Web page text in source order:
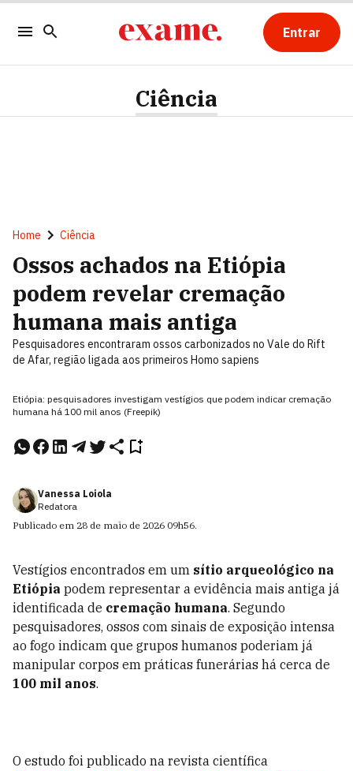
Entrar
Ciência
Home Ciência
Ossos achados na Etiópia
podem revelar cremação
humana mais antiga
Pesquisadores encontraram ossos carbonizados no Vale do Rift
de Afar, região ligada aos primeiros Homo sapiens
Etiópia: pesquisadores investigam vestígios que podem indicar cremação
humana há 100 mil anos (Freepik)
Vanessa Loiola
Redatora
Publicado em 28 de maio de 2026 09h56.
Vestígios encontrados em um sítio arqueológico na
Etiópia podem representar a evidência mais antiga já
identificada de cremação humana. Segundo
pesquisadores, ossos com sinais de exposição intensa
ao fogo indicam que grupos humanos poderiam já
manipular corpos em práticas funerárias há cerca de
100 mil anos.
O estudo foi publicado na revista científica